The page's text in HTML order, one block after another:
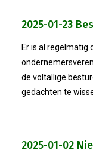
2025-01-23
Er is al regelmatig
de voltallige
gedachten te
2025-01-02